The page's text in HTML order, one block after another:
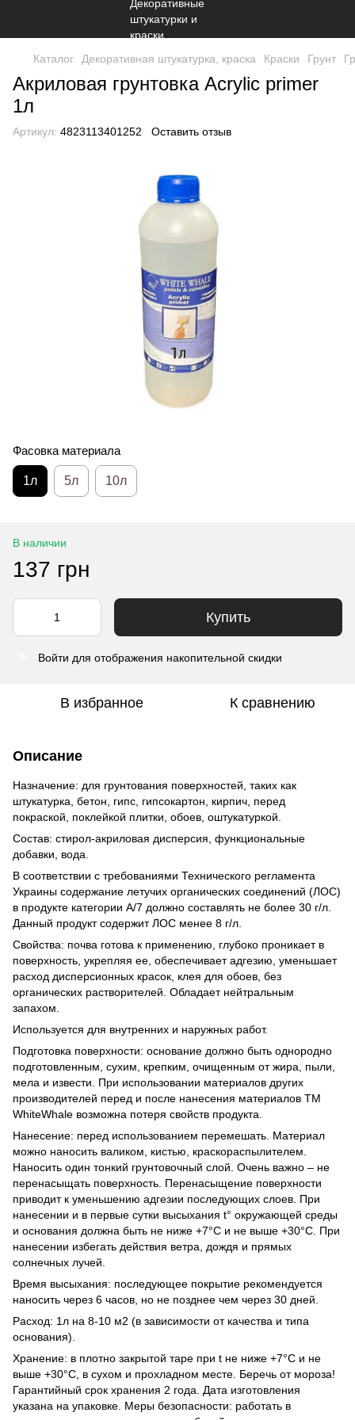
Каталог Декоративная штукатурка, краска Краски Грунт
Акриловая грунтовка Acrylic primer
1л
Артикул: 4823113401252 Оставить отзыв
Фасовка материала
1л 5л 10л
В наличии
137 грн
Купить
Войти для отображения накопительной скидки
В избранное К сравнению
Описание
Назначение: для грунтования поверхностей, таких как
штукатурка, бетон, гипс, гипсокартон, кирпич, перед
покраской, поклейкой плитки, обоев, оштукатуркой.
Состав: стирол-акриловая дисперсия, функциональные
добавки, вода.
В соответствии с требованиями Технического регламента
Украины содержание летучих органических соединений (ЛОС)
в продукте категории А/7 должно составлять не более 30 г/л.
Данный продукт содержит ЛОС менее 8 г/л.
Свойства: почва готова к применению, глубоко проникает в
поверхность, укрепляя ее, обеспечивает адгезию, уменьшает
расход дисперсионных красок, клея для обоев, без
органических растворителей. Обладает нейтральным
запахом.
Используется для внутренних и наружных работ.
Подготовка поверхности: основание должно быть однородно
подготовленным, сухим, крепким, очищенным от жира, пыли,
мела и извести. При использовании материалов других
производителей перед и после нанесения материалов ТМ
WhiteWhale возможна потеря свойств продукта.
Нанесение: перед использованием перемешать. Материал
можно наносить валиком, кистью, краскораспылителем.
Наносить один тонкий грунтовочный слой. Очень важно – не
перенасыщать поверхность. Перенасыщение поверхности
приводит к уменьшению адгезии последующих слоев. При
нанесении и в первые сутки высыхания t° окружающей среды
и основания должна быть не ниже +7°С и не выше +30°С. При
нанесении избегать действия ветра, дождя и прямых
солнечных лучей.
Время высыхания: последующее покрытие рекомендуется
наносить через 6 часов, но не позднее чем через 30 дней.
Расход: 1л на 8-10 м2 (в зависимости от качества и типа
основания).
Хранение: в плотно закрытой таре при t не ниже +7°С и не
выше +30°С, в сухом и прохладном месте. Беречь от мороза!
Гарантийный срок хранения 2 года. Дата изготовления
указана на упаковке. Меры безопасности: работать в